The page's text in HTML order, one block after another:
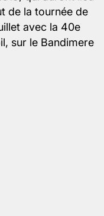
de la tournée de
avec la 40e
sur le Bandimere